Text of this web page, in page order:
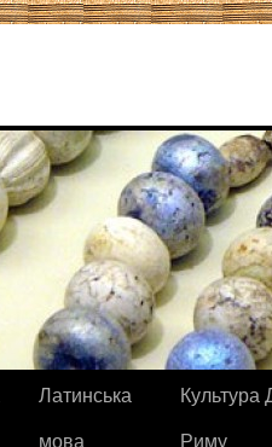
Латинська
мова
Культура
Риму